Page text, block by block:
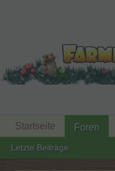
Startseite Foren
Letzte Beiträge